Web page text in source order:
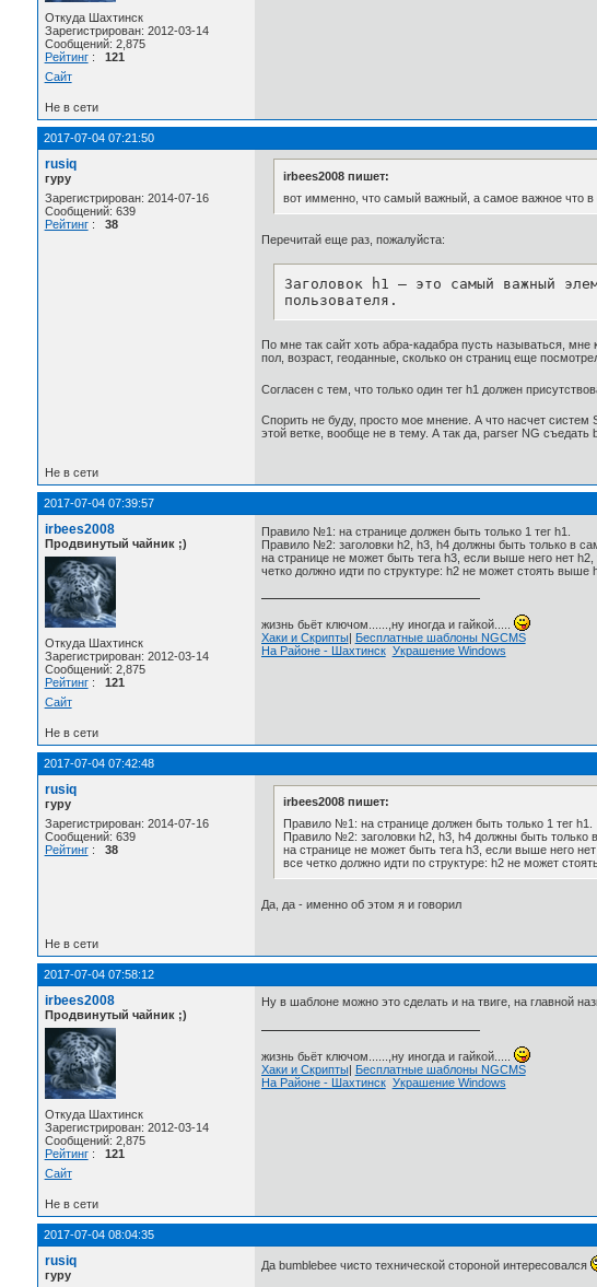
Откуда Шахтинск
Зарегистрирован: 2012-03-14
Сообщений: 2,875
Рейтинг: 121
Сайт
Не в сети
2017-07-04 07:21:50
rusiq
гуру
Зарегистрирован: 2014-07-16
Сообщений: 639
Рейтинг: 38
irbees2008 пишет:
вот имменно, что самый важный, а самое важное что в
Перечитай еще раз, пожалуйста:
Заголовок h1 — это самый важный
пользователя.
По мне так сайт хоть абра-кадабра пусть называться,
пол, возраст, геоданные, сколько он страниц еще
Согласен с тем, что только один тег h1 должен
Спорить не буду, просто мое мнение. А что насчет систем
этой ветке, вообще не в тему. А так да, parser NG съедать
Не в сети
2017-07-04 07:39:57
irbees2008
Продвинутый чайник ;)
Откуда Шахтинск
Зарегистрирован: 2012-03-14
Сообщений: 2,875
Рейтинг: 121
Сайт
Правило №1: на странице должен быть только 1 тег h1.
Правило №2: заголовки h2, h3, h4 должны быть только в
на странице не может быть тега h3, если выше него нет
четко должно идти по структуре: h2 не может стоять
жизнь бьёт ключом......,ну иногда и гайкой.....
Хаки и Скрипты| Бесплатные шаблоны NGCMS
На Районе - Шахтинск Украшение Windows
Не в сети
2017-07-04 07:42:48
rusiq
гуру
Зарегистрирован: 2014-07-16
Сообщений: 639
Рейтинг: 38
irbees2008 пишет:
Правило №1: на странице должен быть только 1 тег h1.
Правило №2: заголовки h2, h3, h4 должны быть только
на странице не может быть тега h3, если выше него
все четко должно идти по структуре: h2 не может
Да, да - именно об этом я и говорил
Не в сети
2017-07-04 07:58:12
irbees2008
Продвинутый чайник ;)
Откуда Шахтинск
Зарегистрирован: 2012-03-14
Сообщений: 2,875
Рейтинг: 121
Сайт
Ну в шаблоне можно это сделать и на твиге, на главной
жизнь бьёт ключом......,ну иногда и гайкой.....
Хаки и Скрипты| Бесплатные шаблоны NGCMS
На Районе - Шахтинск Украшение Windows
Не в сети
2017-07-04 08:04:35
rusiq
гуру
Да bumblebee чисто технической стороной интересовался